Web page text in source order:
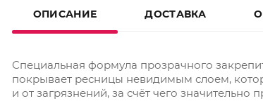
ОПИСАНИЕ ДОСТАВКА
Специальная формула прозрачного
покрывает ресницы невидимым слоем,
и от загрязнений, за счёт чего значительно